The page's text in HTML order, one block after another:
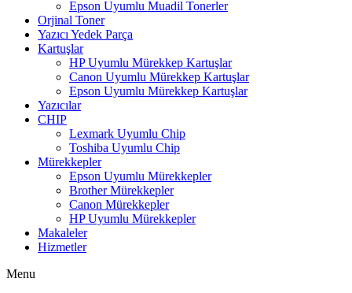
Epson Uyumlu Muadil Tonerler
Orjinal Toner
Yazıcı Yedek Parça
Kartuşlar
HP Uyumlu Mürekkep Kartuşlar
Canon Uyumlu Mürekkep Kartuşlar
Epson Uyumlu Mürekkep Kartuşlar
Yazıcılar
CHIP
Lexmark Uyumlu Chip
Toshiba Uyumlu Chip
Mürekkepler
Epson Uyumlu Mürekkepler
Brother Mürekkepler
Canon Mürekkepler
HP Uyumlu Mürekkepler
Makaleler
Hizmetler
Menu